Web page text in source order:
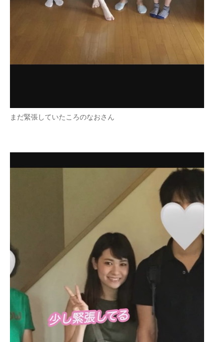
まだ緊張していたころのなおさん